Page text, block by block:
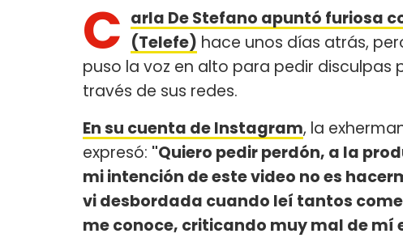
C arla De Stefano apuntó furiosa
(Telefe) hace unos días atrás,
puso la voz en alto para pedir disculpas
través de sus redes.
En su cuenta de Instagram, la
expresó: "Quiero pedir perdón, a la
mi intención de este video no es
vi desbordada cuando leí tantos
me conoce, criticando muy mal de mí